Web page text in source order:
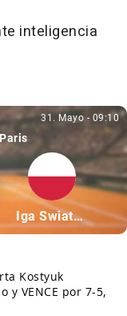
inteligencia
31. Mayo, 09:10
31. Mayo - 09:10
Paris
Swiatek 0
Partícipe: Iga
Iga Swiatek
Kostyuk
VENCE por 7-5,